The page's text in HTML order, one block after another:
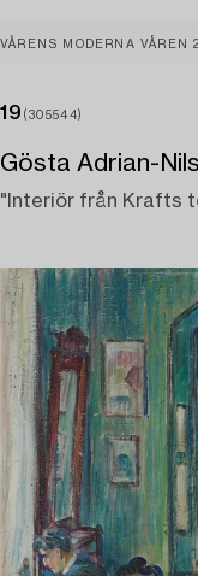
VÅRENS MODERNA VÅREN
19 (305544)
Gösta Adrian-
"Interiör från Krafts